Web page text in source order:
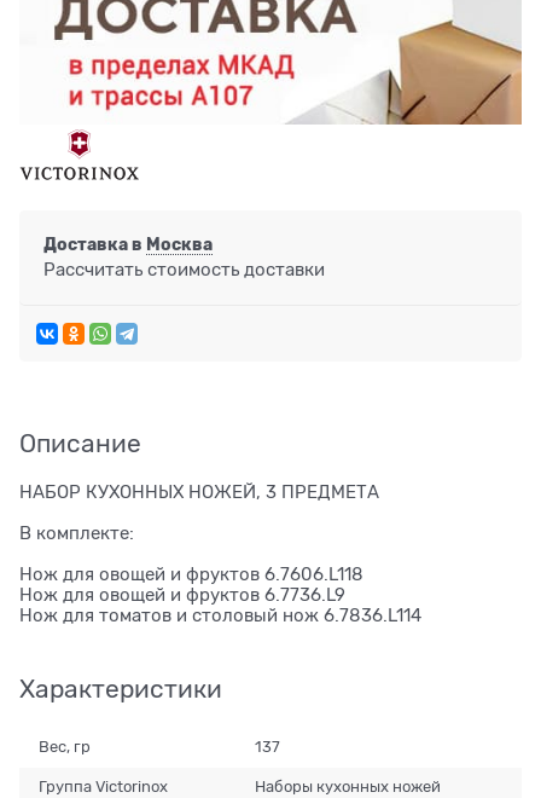
Доставка в Москва
Рассчитать стоимость доставки
Описание
НАБОР КУХОННЫХ НОЖЕЙ, 3 ПРЕДМЕТА
В комплекте:
Нож для овощей и фруктов 6.7606.L118
Нож для овощей и фруктов 6.7736.L9
Нож для томатов и столовый нож 6.7836.L114
Характеристики
Вес, гр 137
Группа Victorinox Наборы кухонных ножей